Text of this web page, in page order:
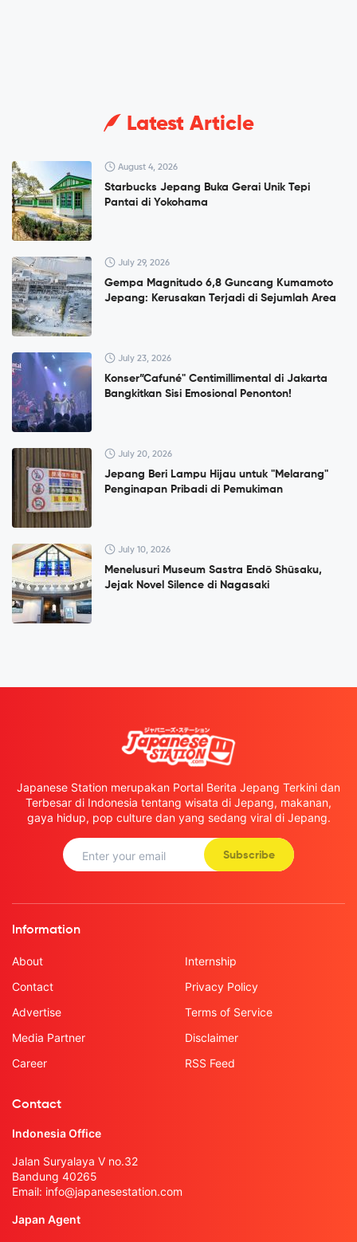
Latest Article
August 4, 2026
Starbucks Jepang Buka Gerai Unik Tepi
Pantai di Yokohama
July 29, 2026
Gempa Magnitudo 6,8 Guncang Kumamoto
Jepang: Kerusakan Terjadi di Sejumlah Area
July 23, 2026
Konser”Cafuné" Centimillimental di Jakarta
Bangkitkan Sisi Emosional Penonton!
July 20, 2026
Jepang Beri Lampu Hijau untuk "Melarang"
Penginapan Pribadi di Pemukiman
July 10, 2026
Menelusuri Museum Sastra Endō Shūsaku,
Jejak Novel Silence di Nagasaki
Japanese Station merupakan Portal Berita Jepang Terkini dan
Terbesar di Indonesia tentang wisata di Jepang, makanan,
gaya hidup, pop culture dan yang sedang viral di Jepang.
Subscribe
Information
About
Contact
Advertise
Media Partner
Career
Internship
Privacy Policy
Terms of Service
Disclaimer
RSS Feed
Contact
Indonesia Office
Jalan Suryalaya V no.32
Bandung 40265
Email: info@japanesestation.com
Japan Agent